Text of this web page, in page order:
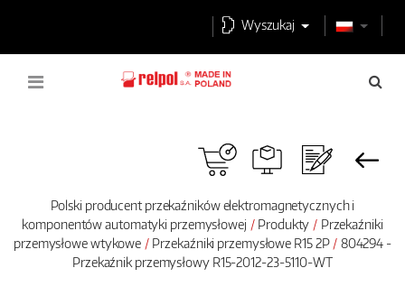
Wyszukaj
Polski producent przekaźników elektromagnetycznych i
komponentów automatyki przemysłowej
Produkty
Przekaźniki
przemysłowe wtykowe
Przekaźniki przemysłowe R15 2P
804294 -
Przekaźnik przemysłowy R15-2012-23-5110-WT